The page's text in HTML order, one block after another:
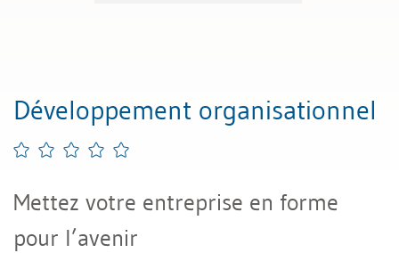
Développement organisationnel
Mettez votre entreprise en forme
pour l’avenir